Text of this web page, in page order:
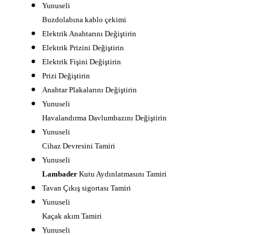
Yunuseli
Buzdolabına kablo çekimi
Elektrik Anahtarını Değiştirin
Elektrik Prizini Değiştirin
Elektrik Fişini Değiştirin
Prizi Değiştirin
Anahtar Plakalarını Değiştirin
Yunuseli
Havalandırma Davlumbazını Değiştirin
Yunuseli
Cihaz Devresini Tamiri
Yunuseli
LambaderKutu Aydınlatmasını Tamiri
Tavan Çıkış sigortası Tamiri
Yunuseli
Kaçak akım Tamiri
Yunuseli